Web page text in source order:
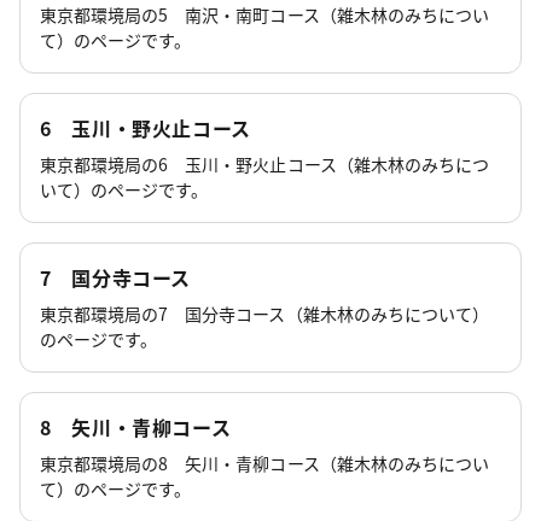
東京都環境局の5 南沢・南町コース（雑木林のみちについ
て）のページです。
6 玉川・野火止コース
東京都環境局の6 玉川・野火止コース（雑木林のみちにつ
いて）のページです。
7 国分寺コース
東京都環境局の7 国分寺コース（雑木林のみちについて）
のページです。
8 矢川・青柳コース
東京都環境局の8 矢川・青柳コース（雑木林のみちについ
て）のページです。